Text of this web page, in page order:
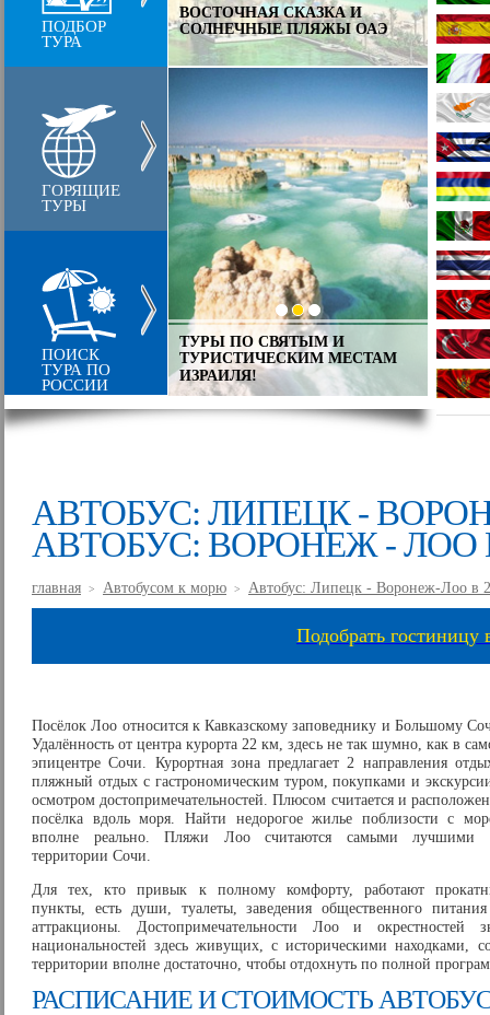
ПОДБОР
ТУРА
ГОРЯЩИЕ
ТУРЫ
ПОИСК
ТУРА ПО
РОССИИ
ОСТРОВА,
ВСЕХ
ВОСТОЧНАЯ СКАЗКА И
СОЛНЕЧНЫЕ ПЛЯЖЫ ОАЭ
В
ДОБРАЯ И
ТУРЫ ПО СВЯТЫМ И
ТУРИСТИЧЕСКИМ МЕСТАМ
ИЗРАИЛЯ!
АВТОБУС: ЛИПЕЦК -
АВТОБУС: ВОРОНЕЖ - ЛОО В
главная > Автобусом к морю > Автобус: Липецк - Воронеж-Лоо в
Подобрать гостиницу
Посёлок Лоо относится к Кавказскому заповеднику и Большому
Удалённость от центра курорта 22 км, здесь не так шумно, как в
эпицентре Сочи. Курортная зона предлагает 2 направления
пляжный отдых с гастрономическим туром, покупками и
осмотром достопримечательностей. Плюсом считается и
посёлка вдоль моря. Найти недорогое жилье поблизости с
вполне реально. Пляжи Лоо считаются самыми лучшими
территории Сочи.
Для тех, кто привык к полному комфорту, работают
пункты, есть души, туалеты, заведения общественного
аттракционы. Достопримечательности Лоо и окрестностей
национальностей здесь живущих, с историческими находками,
территории вполне достаточно, чтобы отдохнуть по полной
РАСПИСАНИЕ И СТОИМОСТЬ